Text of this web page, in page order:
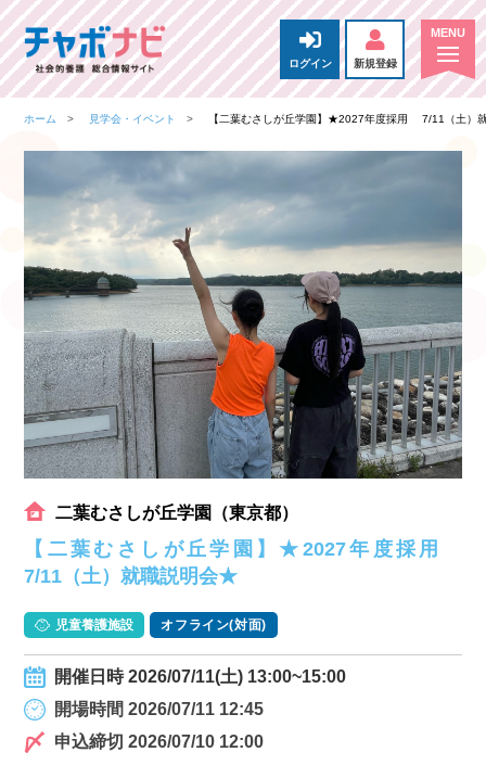
ログイン 新規登録
ホーム 見学会・イベント 【二葉むさしが丘学園】★2027年度採用 7/11（土）
二葉むさしが丘学園（東京都）
【二葉むさしが丘学園】★2027年度採用
7/11（土）就職説明会★
児童養護施設 オフライン(対面)
開催日時 2026/07/11(土) 13:00~15:00
開場時間 2026/07/11 12:45
申込締切 2026/07/10 12:00